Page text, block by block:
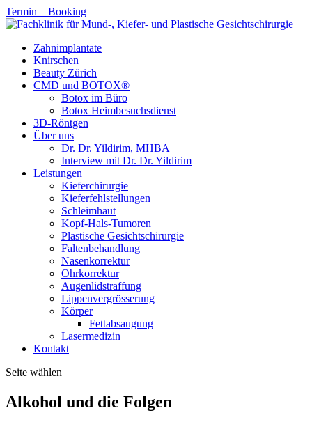
Termin – Booking
Zahnimplantate
Knirschen
Beauty Zürich
CMD und BOTOX®
Botox im Büro
Botox Heimbesuchsdienst
3D-Röntgen
Über uns
Dr. Dr. Yildirim, MHBA
Interview mit Dr. Dr. Yildirim
Leistungen
Kieferchirurgie
Kieferfehlstellungen
Schleimhaut
Kopf-Hals-Tumoren
Plastische Gesichtschirurgie
Faltenbehandlung
Nasenkorrektur
Ohrkorrektur
Augenlidstraffung
Lippenvergrösserung
Körper
Fettabsaugung
Lasermedizin
Kontakt
Seite wählen
Alkohol und die Folgen